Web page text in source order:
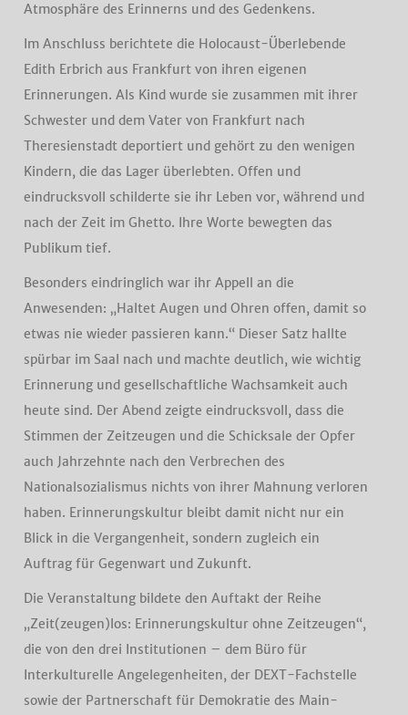
Atmosphäre des Erinnerns und des Gedenkens.
Im Anschluss berichtete die Holocaust-Überlebende
Edith Erbrich aus Frankfurt von ihren eigenen
Erinnerungen. Als Kind wurde sie zusammen mit ihrer
Schwester und dem Vater von Frankfurt nach
Theresienstadt deportiert und gehört zu den wenigen
Kindern, die das Lager überlebten. Offen und
eindrucksvoll schilderte sie ihr Leben vor, während und
nach der Zeit im Ghetto. Ihre Worte bewegten das
Publikum tief.
Besonders eindringlich war ihr Appell an die
Anwesenden: „Haltet Augen und Ohren offen, damit so
etwas nie wieder passieren kann.“ Dieser Satz hallte
spürbar im Saal nach und machte deutlich, wie wichtig
Erinnerung und gesellschaftliche Wachsamkeit auch
heute sind. Der Abend zeigte eindrucksvoll, dass die
Stimmen der Zeitzeugen und die Schicksale der Opfer
auch Jahrzehnte nach den Verbrechen des
Nationalsozialismus nichts von ihrer Mahnung verloren
haben. Erinnerungskultur bleibt damit nicht nur ein
Blick in die Vergangenheit, sondern zugleich ein
Auftrag für Gegenwart und Zukunft.
Die Veranstaltung bildete den Auftakt der Reihe
„Zeit(zeugen)los: Erinnerungskultur ohne Zeitzeugen“,
die von den drei Institutionen – dem Büro für
Interkulturelle Angelegenheiten, der DEXT-Fachstelle
sowie der Partnerschaft für Demokratie des Main-